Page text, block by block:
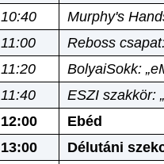
10:40
Murphy's
11:00
Reboss
11:20
BolyaiSokk:
11:40
ESZI szakkör:
12:00
Ebéd
13:00
Délutáni